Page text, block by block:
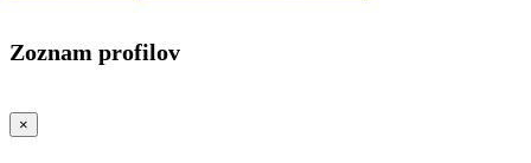
Zoznam profilov
×